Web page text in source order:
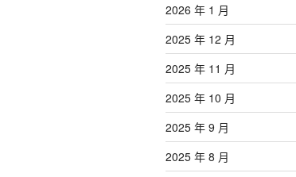
2026 年 1 月
2025 年 12 月
2025 年 11 月
2025 年 10 月
2025 年 9 月
2025 年 8 月